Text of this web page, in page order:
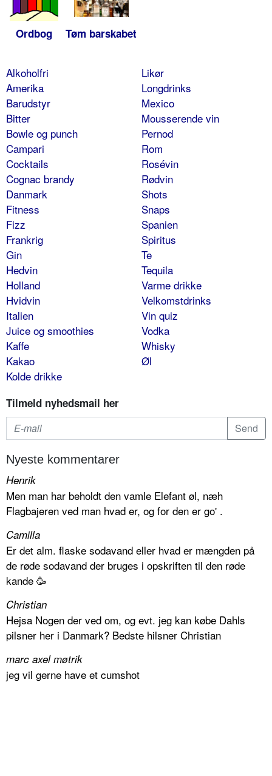
Ordbog Tøm barskabet
Alkoholfri
Amerika
Barudstyr
Bitter
Bowle og punch
Campari
Cocktails
Cognac brandy
Danmark
Fitness
Fizz
Frankrig
Gin
Hedvin
Holland
Hvidvin
Italien
Juice og smoothies
Kaffe
Kakao
Kolde drikke
Likør
Longdrinks
Mexico
Mousserende vin
Pernod
Rom
Rosévin
Rødvin
Shots
Snaps
Spanien
Spiritus
Te
Tequila
Varme drikke
Velkomstdrinks
Vin quiz
Vodka
Whisky
Øl
Tilmeld nyhedsmail her
Nyeste kommentarer
Henrik
Men man har beholdt den vamle Elefant øl, næh
Flagbajeren ved man hvad er, og for den er go' .
Camilla
Er det alm. flaske sodavand eller hvad er mængden på
de røde sodavand der bruges i opskriften til den røde
kande 🥳
Christian
Hejsa Nogen der ved om, og evt. jeg kan købe Dahls
pilsner her i Danmark? Bedste hilsner Christian
marc axel møtrik
jeg vil gerne have et cumshot